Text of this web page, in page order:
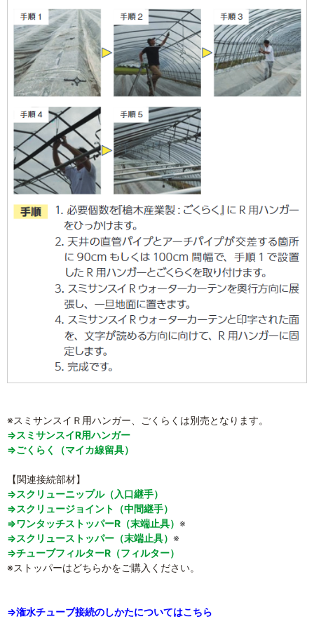
※スミサンスイＲ用ハンガー、ごくらくは別売となります。
⇒スミサンスイR用ハンガー
⇒ごくらく（マイカ線留具）
【関連接続部材】
⇒スクリューニップル（入口継手）
⇒スクリュージョイント（中間継手）
⇒ワンタッチストッパーR（末端止具） ※
⇒スクリューストッパー（末端止具） ※
⇒チューブフィルターR（フィルター）
※ストッパーはどちらかをご購入ください。
⇒潅水チューブ接続のしかたについてはこちら